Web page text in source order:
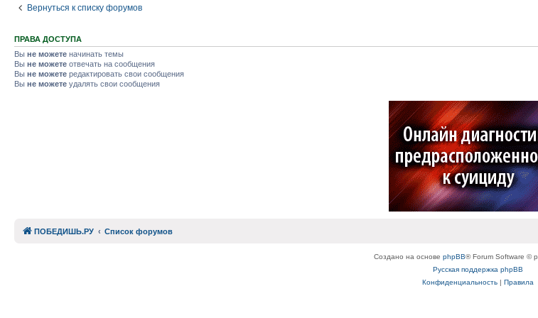
Вернуться к списку форумов
ПРАВА ДОСТУПА
Вы не можете начинать темы
Вы не можете отвечать на сообщения
Вы не можете редактировать свои сообщения
Вы не можете удалять свои сообщения
ПОБЕДИШЬ.РУ Список форумов
Создано на основе phpBB® Forum Software ©
Русская поддержка phpBB
Конфиденциальность| Правила